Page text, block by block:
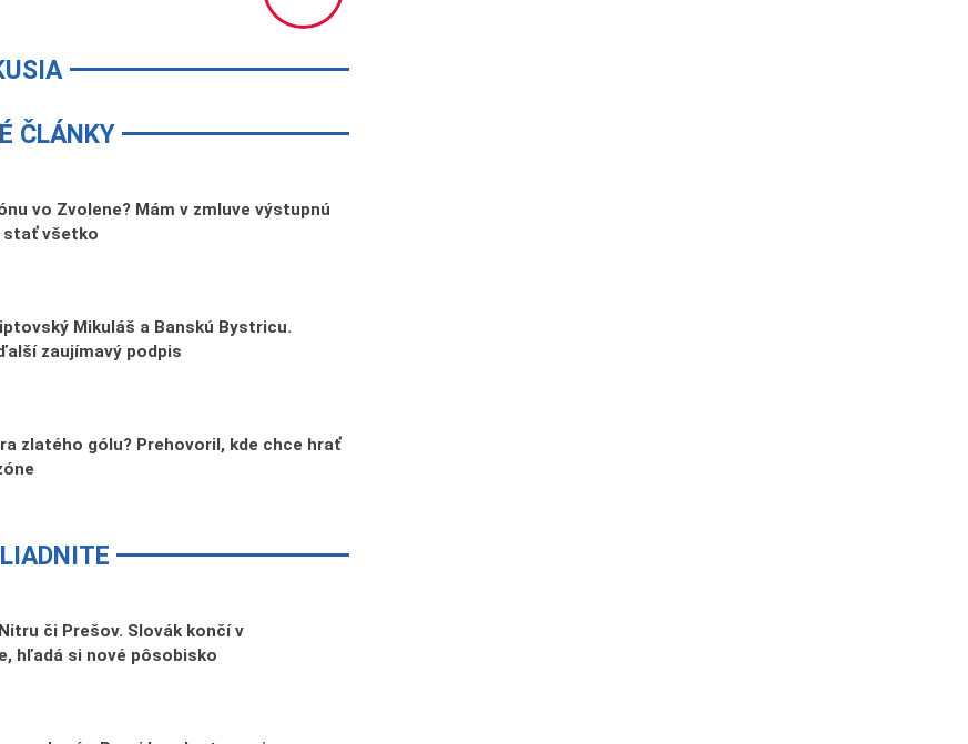
ČLÁNKY
vo Zvolene? Mám v zmluve výstupnú
stať všetko
Mikuláš a Banskú Bystricu.
zaujímavý podpis
zlatého gólu? Prehovoril, kde chce hrať
či Prešov. Slovák končí v
hľadá si nové pôsobisko